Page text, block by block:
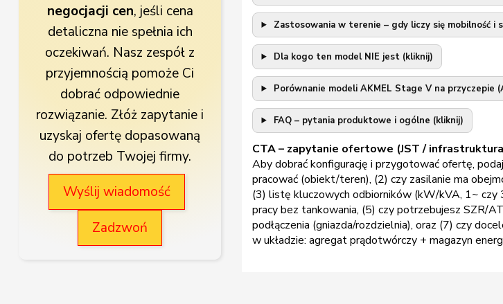
negocjacji cen, jeśli cena
detaliczna nie spełnia ich
oczekiwań. Nasz zespół z
przyjemnością pomoże Ci
dobrać odpowiednie
rozwiązanie. Złóż zapytanie i
uzyskaj ofertę dopasowaną
do potrzeb Twojej firmy.
Wyślij wiadomość
Zadzwoń
Zastosowania w terenie – gdy liczy się mobilność i
Dla kogo ten model NIE jest (kliknij)
Porównanie modeli AKMEL Stage V na przyczepie
FAQ – pytania produktowe i ogólne (kliknij)
CTA – zapytanie ofertowe (JST / infrastruktura
Aby dobrać konfigurację i przygotować ofertę,
pracować (obiekt/teren), (2) czy zasilanie ma
(3) listę kluczowych odbiorników (kW/kVA, 1~ czy
pracy bez tankowania, (5) czy potrzebujesz SZR/
podłączenia (gniazda/rozdzielnia), oraz (7) czy
w układzie: agregat prądotwórczy + magazyn